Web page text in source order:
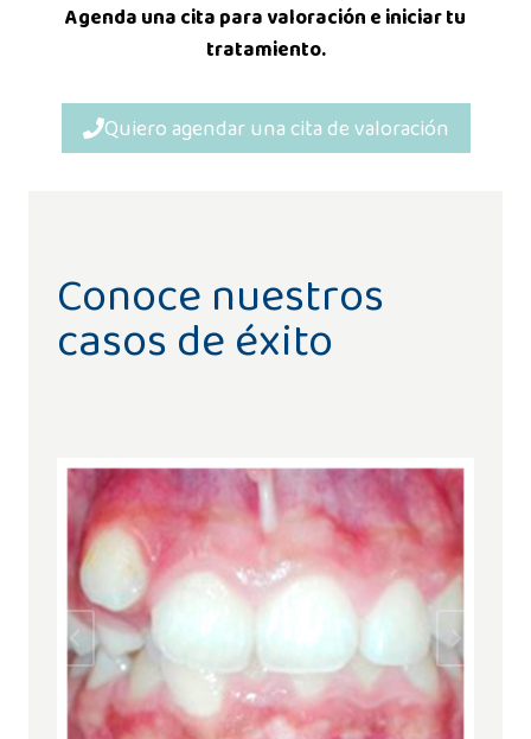
Agenda una cita para valoración e iniciar tu
tratamiento.
Quiero agendar una cita de valoración
Conoce nuestros
casos de éxito